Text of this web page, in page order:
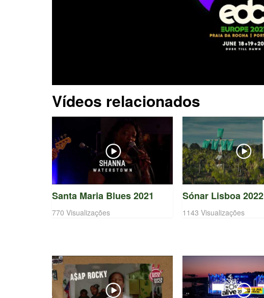
Vídeos relacionados
Santa Maria Blues 2021
770 Visualizações
Sónar Lisboa 2022
1143 Visualizações